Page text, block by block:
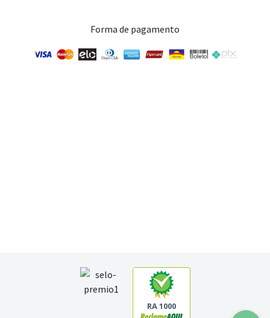
Forma de pagamento
RA 1000